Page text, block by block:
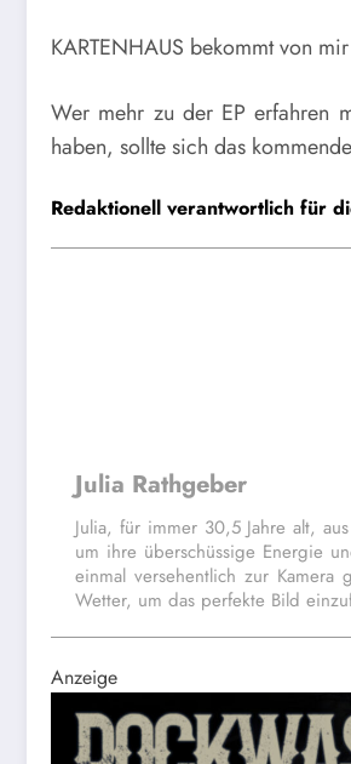
KARTENHAUS bekommt von
Wer mehr zu der EP erfahren
haben, sollte sich das
Redaktionell verantwortlich für
Julia Rathgeber
Julia, für immer 30,5 Jahre alt,
um ihre überschüssige Energie
einmal versehentlich zur
Wetter, um das perfekte Bild
Anzeige